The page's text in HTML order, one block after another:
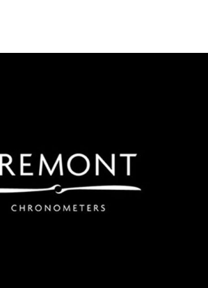
britischer Hersteller von
Luxusuhren.
alle digitalen Maßnahmen für den
wie z.B. WeChat, Weibo, Secooo und